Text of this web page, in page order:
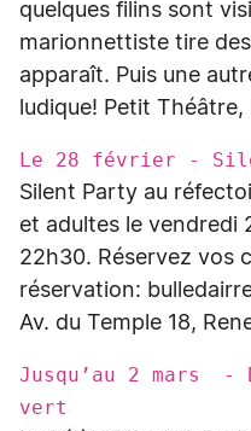
quelques filins sont
marionnettiste tire
apparaît. Puis une
ludique! Petit Théâtre,
Le 28 février -
Silent Party au
et adultes le vendredi
22h30. Réservez vos
réservation:
Av. du Temple 18,
Jusqu’au 2 mars -
vert